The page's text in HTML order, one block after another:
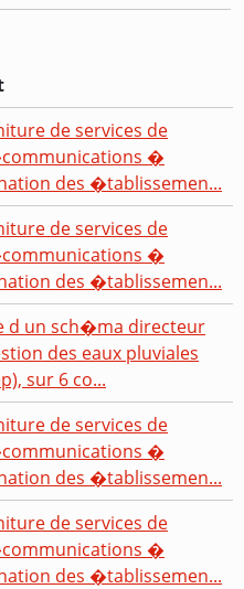
de services de
�
des �tablissemen...
de services de
�
des �tablissemen...
d un sch�ma directeur
des eaux pluviales
sur 6 co...
de services de
�
des �tablissemen...
de services de
�
des �tablissemen...